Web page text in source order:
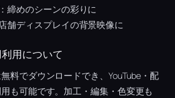
締めのシーンの彩りに
舗ディスプレイの背景映像に
用について
料でダウンロードでき、YouTube・配
も可能です。加工・編集・色変更も